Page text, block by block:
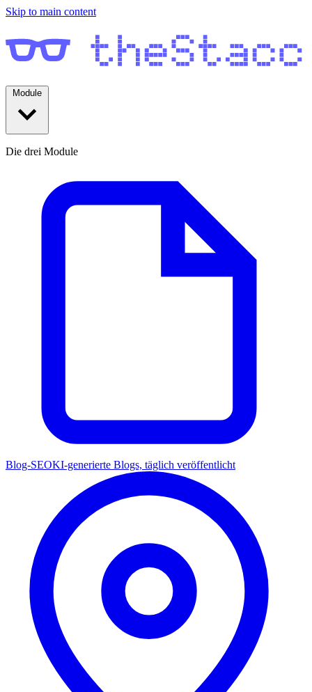
Skip to main content
Die drei Module
Blog-SEOKI-generierte Blogs, täglich veröffentlicht